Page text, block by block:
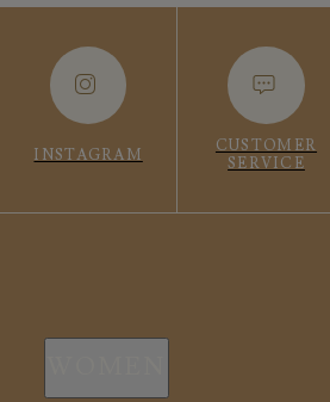
INSTAGRAM
CUSTOMER
SERVICE